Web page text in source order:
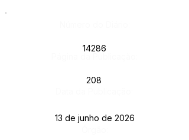
14286
208
13 de junho de 2026